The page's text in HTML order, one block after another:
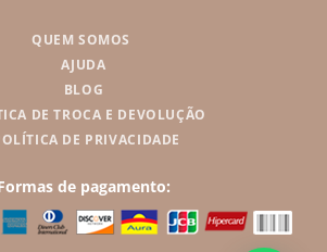
de pagamento:
QUEM SOMOS
AJUDA
BLOG
DE TROCA E DEVOLUÇÃO
DE PRIVACIDADE